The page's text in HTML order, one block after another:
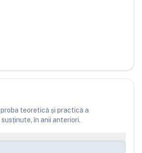
teoretică și practică a
în anii anteriori.